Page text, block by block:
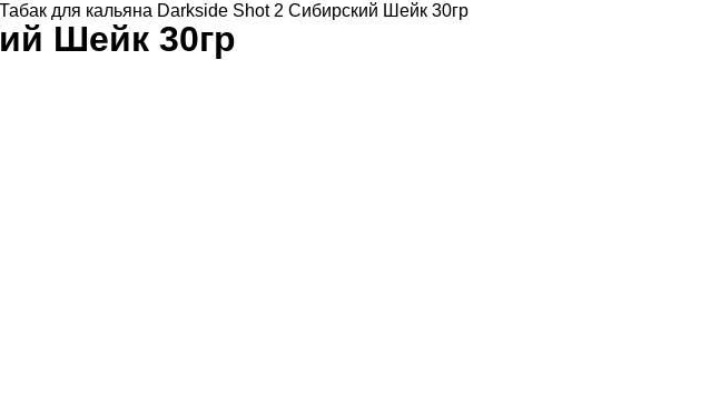
для кальяна Darkside Shot 2 Сибирский Шейк 30гр
Шейк 30гр